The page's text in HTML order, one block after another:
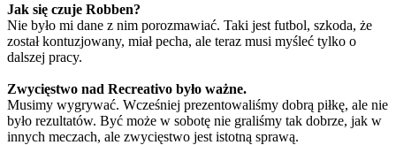
Jak się czuje Robben?
Nie było mi dane z nim porozmawiać. Taki jest futbol, szkoda, że
został kontuzjowany, miał pecha, ale teraz musi myśleć tylko o
dalszej pracy.
Zwycięstwo nad Recreativo było ważne.
Musimy wygrywać. Wcześniej prezentowaliśmy dobrą piłkę, ale nie
było rezultatów. Być może w sobotę nie graliśmy tak dobrze, jak w
innych meczach, ale zwycięstwo jest istotną sprawą.